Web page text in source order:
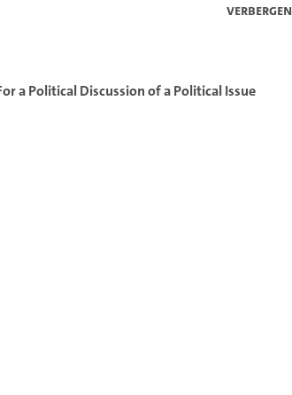
Verbergen
a Political Discussion of a Political Issue